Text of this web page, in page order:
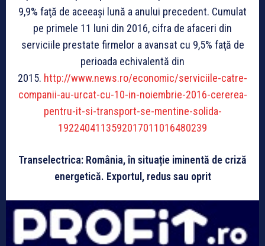
9,9% faţă de aceeaşi lună a anului precedent. Cumulat
pe primele 11 luni din 2016, cifra de afaceri din
serviciile prestate firmelor a avansat cu 9,5% faţă de
perioada echivalentă din
2015. http://www.news.ro/economic/serviciile-catre-
companii-au-urcat-cu-10-in-noiembrie-2016-cererea-
pentru-it-si-transport-se-mentine-solida-
1922404113592017011016480239
Transelectrica: România, în situație iminentă de criză
energetică. Exportul, redus sau oprit